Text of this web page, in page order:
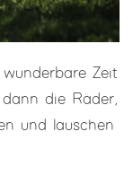
Zeit
die Räder,
und lauschen